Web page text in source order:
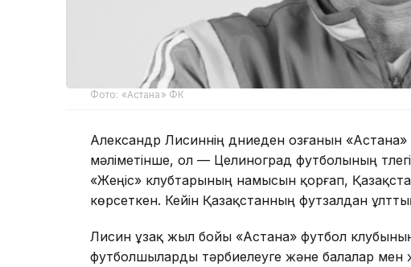
Фото: «Астана» ФК
Александр Лисиннің дүниеден озғанын
мәліметінше, ол — Целиноград футболының
«Жеңіс» клубтарының намысын қорғап,
көрсеткен. Кейін Қазақстанның футзалдан
Лисин ұзақ жыл бойы «Астана» футбол клубының
футболшыларды тәрбиелеуге және балалар мен